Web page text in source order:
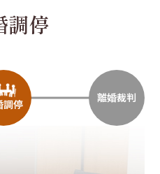
調停
調停 離婚裁判